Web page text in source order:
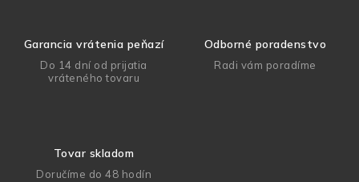
Garancia vrátenia peňazí
Do 14 dní od prijatia
vráteného tovaru
Odborné poradenstvo
Radi vám poradíme
Tovar skladom
Doručíme do 48 hodín